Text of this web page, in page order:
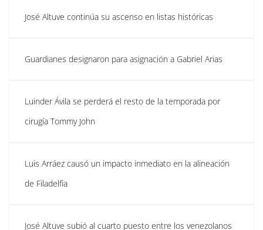
José Altuve continúa su ascenso en listas históricas
Guardianes designaron para asignación a Gabriel Arias
Luinder Ávila se perderá el resto de la temporada por
cirugía Tommy John
Luis Arráez causó un impacto inmediato en la alineación
de Filadelfia
José Altuve subió al cuarto puesto entre los venezolanos